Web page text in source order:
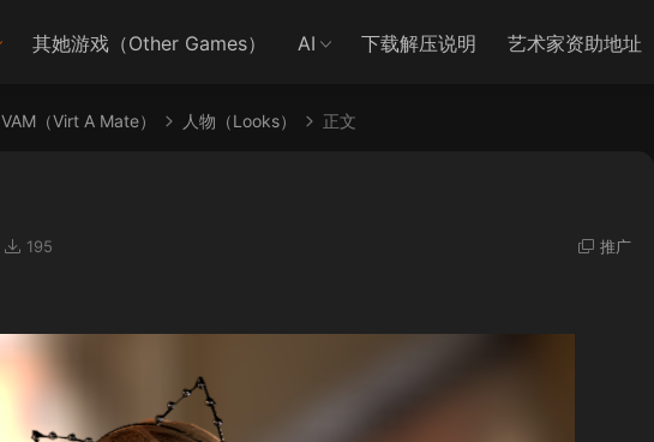
其她游戏（Other Games） AI 下载解压说明 艺术家资助地址
VAM（Virt A Mate） 人物（Looks） 正文
195 推广